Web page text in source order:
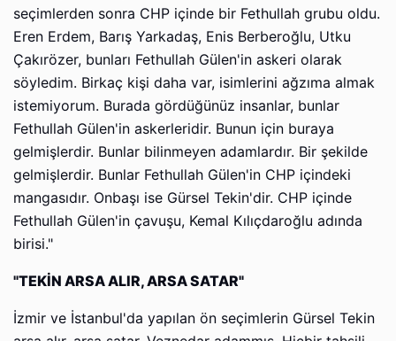
seçimlerden sonra CHP içinde bir Fethullah grubu oldu.
Eren Erdem, Barış Yarkadaş, Enis Berberoğlu, Utku
Çakırözer, bunları Fethullah Gülen'in askeri olarak
söyledim. Birkaç kişi daha var, isimlerini ağzıma almak
istemiyorum. Burada gördüğünüz insanlar, bunlar
Fethullah Gülen'in askerleridir. Bunun için buraya
gelmişlerdir. Bunlar bilinmeyen adamlardır. Bir şekilde
gelmişlerdir. Bunlar Fethullah Gülen'in CHP içindeki
mangasıdır. Onbaşı ise Gürsel Tekin'dir. CHP içinde
Fethullah Gülen'in çavuşu, Kemal Kılıçdaroğlu adında
birisi."
"TEKİN ARSA ALIR, ARSA SATAR"
İzmir ve İstanbul'da yapılan ön seçimlerin Gürsel Tekin